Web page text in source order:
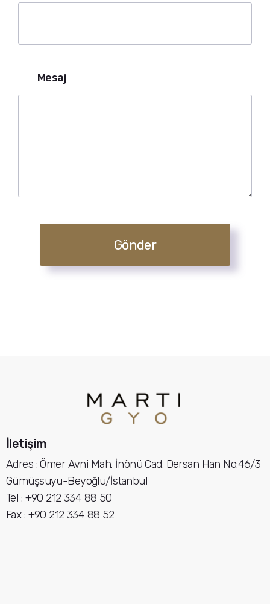
Mesaj
Gönder
İletişim
Adres : Ömer Avni Mah. İnönü Cad. Dersan Han No:46/3
Gümüşsuyu-Beyoğlu/İstanbul
Tel : +90 212 334 88 50
Fax : +90 212 334 88 52